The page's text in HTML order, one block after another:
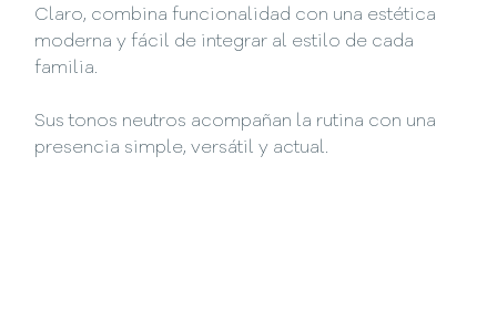
Claro, combina funcionalidad con una estética
moderna y fácil de integrar al estilo de cada
familia.
Sus tonos neutros acompañan la rutina con una
presencia simple, versátil y actual.